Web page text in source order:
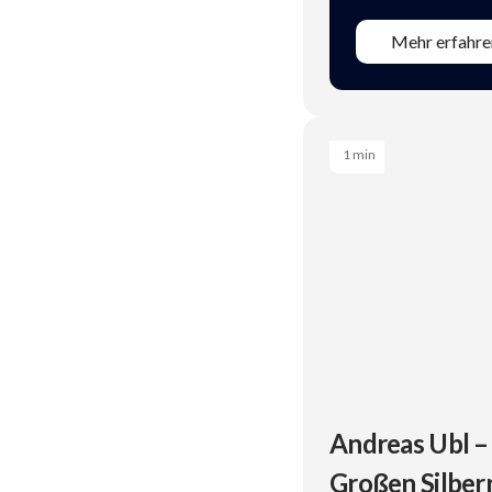
Mehr
1 min
Andreas Ubl
Großen